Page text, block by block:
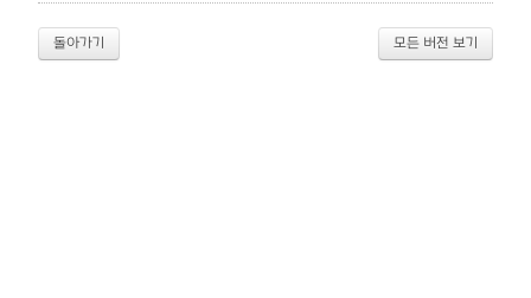
돌아가기 모든 버전 보기